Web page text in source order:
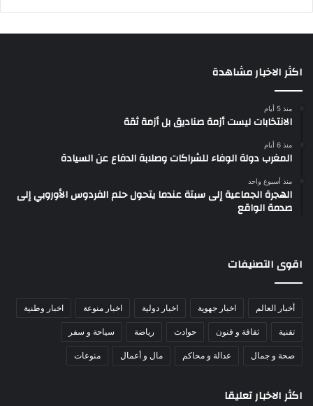
اكثر الاخبار مشاهدة
منذ 5 أيام
الانتخابات ليست أزمة صناديق بل أزمة ثقة
منذ 6 أيام
المغرب دولة الوفاء للشراكات وصلابة الدفاع عن السيادة
منذ أسبوع واحد
الهجرة الجماعية إلى سبتة عندما يتحول حلم الفردوس الأوروبي إلى
صدمة الواقع
اقوى التصنيفات
أخبار العالم اخبار جهوية اخبار دولية اخبار منوعة اخبار وطنية
تقنية ثقافة و فنون حوادث رياضة سياحة و سفر
صحة و جمال عدالة و محاكم مال و أعمال منوعات
اكثر الاخبار تعليقا